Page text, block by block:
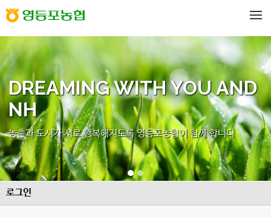
DREAMING WITH YOU AND
NH
농촌과 도시가 서로 행복해지도록 영등포농협이 함께 합니다
로그인